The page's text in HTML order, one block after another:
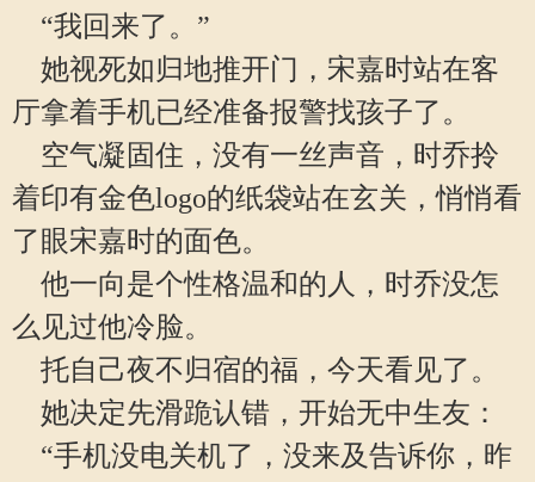
“我回来了。”
她视死如归地推开门，宋嘉时站在客
厅拿着手机已经准备报警找孩子了。
空气凝固住，没有一丝声音，时乔拎
着印有金色logo的纸袋站在玄关，悄悄看
了眼宋嘉时的面色。
他一向是个性格温和的人，时乔没怎
么见过他冷脸。
托自己夜不归宿的福，今天看见了。
她决定先滑跪认错，开始无中生友：
“手机没电关机了，没来及告诉你，昨